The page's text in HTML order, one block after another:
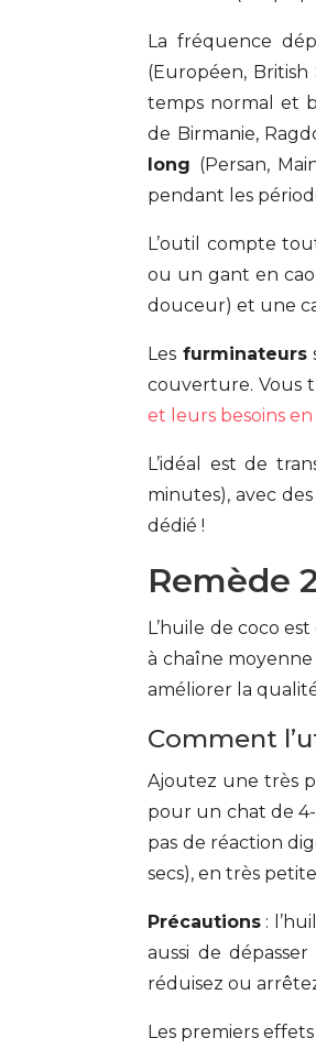
La fréquence
(Européen,
temps normal et
de Birmanie,
long (Persan,
pendant les
L’outil compte
ou un gant en
douceur) et une
Les furminateurs
couverture. Vous
et leurs besoins
L’idéal est de
minutes), avec
dédié !
Remède
L’huile de coco
à chaîne
améliorer la
Comment
Ajoutez une très
pour un chat de
pas de réaction
secs), en très
Précautions :
aussi de
réduisez ou
Les premiers